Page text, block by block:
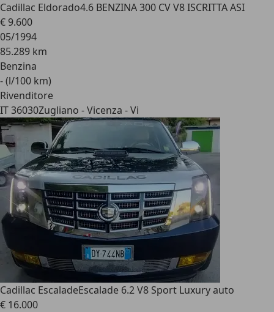
Cadillac Eldorado4.6 BENZINA 300 CV V8 ISCRITTA ASI
€ 9.600
05/1994
85.289 km
Benzina
- (l/100 km)
Rivenditore
IT 36030Zugliano - Vicenza - Vi
Cadillac EscaladeEscalade 6.2 V8 Sport Luxury auto
€ 16.000